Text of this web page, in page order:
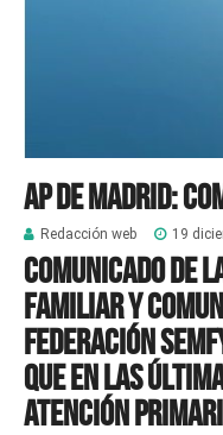
AP de Madrid:
Redacción web 19
Comunicado de
Familiar y
federación
que en las
Atención